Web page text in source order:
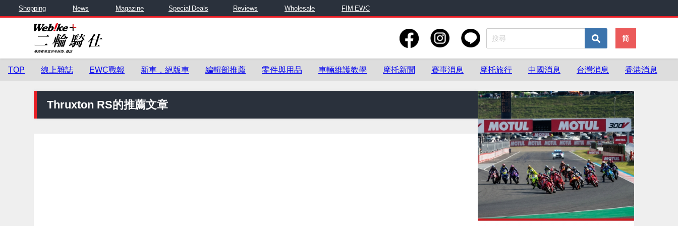
Shopping News Magazine Special Deals Reviews Wholesale FIM EWC
简
TOP 線上雜誌 EWC戰報 新車．絕版車 編輯部推薦 零件與用品 車輛維護教學 摩托新聞 賽事消息 摩托旅行 中國消息 台灣消息 香港消息
Thruxton RS的推薦文章
零件與用品